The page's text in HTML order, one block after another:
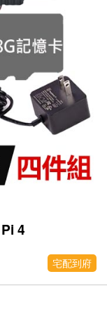
4
宅配到府